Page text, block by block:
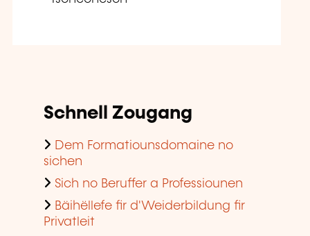
Schnell Zougang
Dem Formatiounsdomaine no
sichen
Sich no Beruffer a Professiounen
Bäihëllefe fir d'Weiderbildung fir
Privatleit